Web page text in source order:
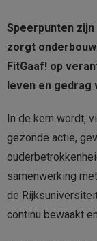
Speerpunten zijn
zorgt
FitGaaf! op
leven en gedrag
In de kern wordt,
gezonde actie,
samenwerking
de
continu bewaakt